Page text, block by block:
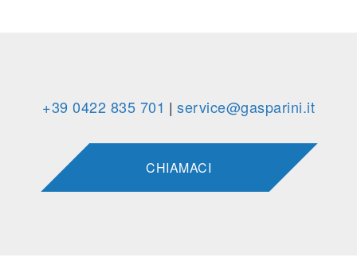
+39 0422 835 701 | service@gasparini.it
CHIAMACI